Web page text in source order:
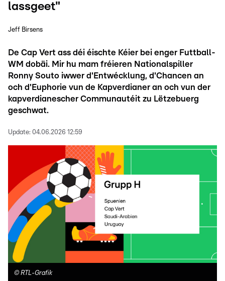
lassgeet"
Jeff Birsens
De Cap Vert ass déi éischte Kéier bei enger Futtball-
WM dobäi. Mir hu mam fréieren Nationalspiller
Ronny Souto iwwer d'Entwécklung, d'Chancen an
och d'Euphorie vun de Kapverdianer an och vun der
kapverdianescher Communautéit zu Lëtzebuerg
geschwat.
Update: 04.06.2026 12:59
© RTL-Grafik